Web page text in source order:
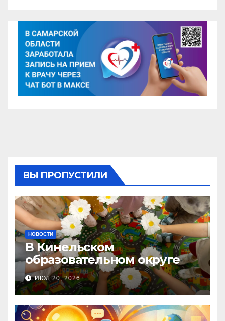
ВЫ ПРОПУСТИЛИ
НОВОСТИ
В Кинельском
образовательном округе
прошла Неделя правовой
помощи, посвящённая Дню
семьи, любви и верности
ИЮЛ 20, 2026